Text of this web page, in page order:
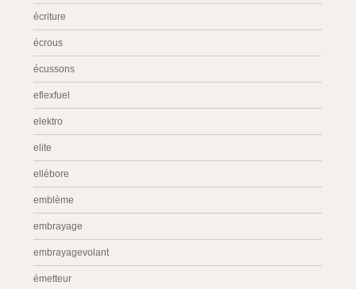
écriture
écrous
écussons
eflexfuel
elektro
elite
ellébore
emblème
embrayage
embrayagevolant
émetteur